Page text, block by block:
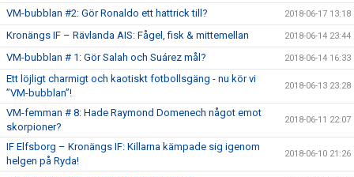
VM-bubblan #2: Gör Ronaldo ett hattrick till? 2018-06-17 13:18
Kronängs IF – Rävlanda AIS: Fågel, fisk & mittemellan 2018-06-14 23:44
VM-bubblan # 1: Gör Salah och Suárez mål? 2018-06-14 16:33
Ett löjligt charmigt och kaotiskt fotbollsgäng - nu kör vi
”VM-bubblan”!
2018-06-13 23:28
VM-femman # 8: Hade Raymond Domenech något emot
skorpioner?
2018-06-11 22:07
IF Elfsborg – Kronängs IF: Killarna kämpade sig igenom
helgen på Ryda!
2018-06-10 21:26